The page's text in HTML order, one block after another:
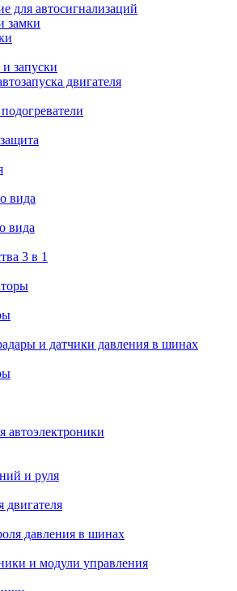
для автосигнализаций
замки
запуски
двигателя
вида
вида
3 в 1
и датчики давления в шинах
автоэлектроники
и руля
двигателя
давления в шинах
и модули управления